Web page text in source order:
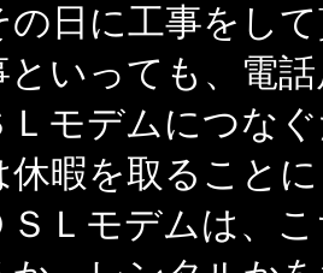
の日に工事をし
いっても、電話
Ｌモデムにつな
休暇を取ること
Ｌモデムは、